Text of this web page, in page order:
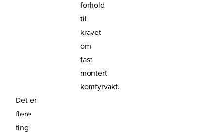
forhold
til
kravet
om
fast
montert
komfyrvakt.
Det er
flere
ting